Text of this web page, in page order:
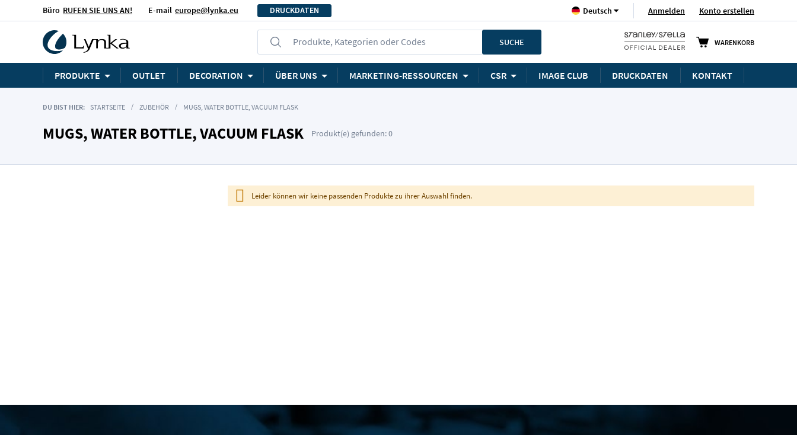
Büro RUFEN SIE UNS AN! E-mail europe@lynka.eu DRUCKDATEN Anmelden Konto erstellen
SpracheDeutsch
WARENKORB
Produkte, Kategorien oder Codes SUCHE
PRODUKTE OUTLET DECORATION ÜBER UNS MARKETING-RESSOURCEN CSR IMAGE CLUB DRUCKDATEN KONTAKT
DU BIST HIER: STARTSEITE ZUBEHÖR MUGS, WATER BOTTLE, VACUUM FLASK
MUGS, WATER BOTTLE, VACUUM FLASK Produkt(e) gefunden: 0
Leider können wir keine passenden Produkte zu ihrer Auswahl finden.